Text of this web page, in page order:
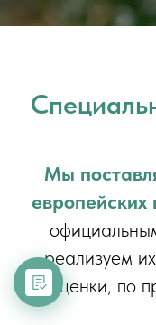
Мы
европейских
реализуем
наценки, по